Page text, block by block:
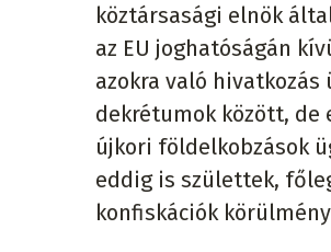
köztársasági elnök
az EU joghatóságán
azokra való
dekrétumok között,
újkori földelkobzások
eddig is születtek,
konfiskációk